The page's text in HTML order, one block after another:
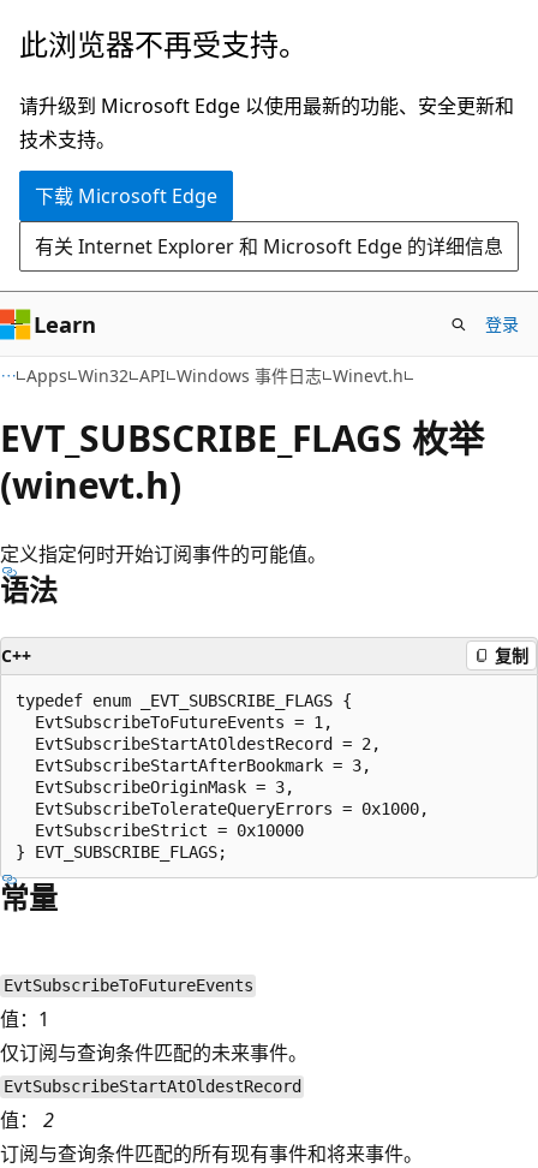
跳
主
要
内
此浏览器不再受支持。
请升级到 Microsoft Edge 以使用最新的功能、安全更新和
技术支持。
下载 Microsoft Edge
有关 Internet Explorer 和 Microsoft Edge 的详细信息
Learn 登录
Apps Win32 API Windows 事件日志 Winevt.h
EVT_SUBSCRIBE_FLAGS 枚举
(winevt.h)
定义指定何时开始订阅事件的可能值。
语法
C++ 复制
typedef enum _EVT_SUBSCRIBE_FLAGS {
  EvtSubscribeToFutureEvents = 1,
  EvtSubscribeStartAtOldestRecord = 2,
  EvtSubscribeStartAfterBookmark = 3,
  EvtSubscribeOriginMask = 3,
  EvtSubscribeTolerateQueryErrors = 0x1000,
  EvtSubscribeStrict = 0x10000
常量
EvtSubscribeToFutureEvents
值：1
仅订阅与查询条件匹配的未来事件。
EvtSubscribeStartAtOldestRecord
值： 2
订阅与查询条件匹配的所有现有事件和将来事件。